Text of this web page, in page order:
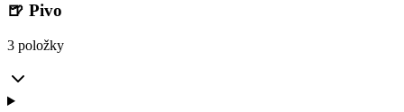
🍺 Pivo
3 položky